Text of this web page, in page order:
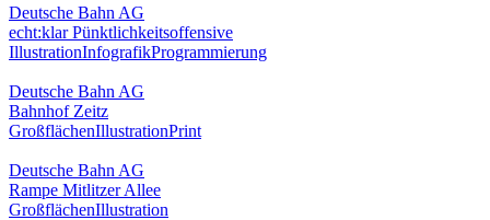
Deutsche Bahn AG
echt:klar Pünktlichkeitsoffensive
IllustrationInfografikProgrammierung
Deutsche Bahn AG
Bahnhof Zeitz
GroßflächenIllustrationPrint
Deutsche Bahn AG
Rampe Mitlitzer Allee
GroßflächenIllustration